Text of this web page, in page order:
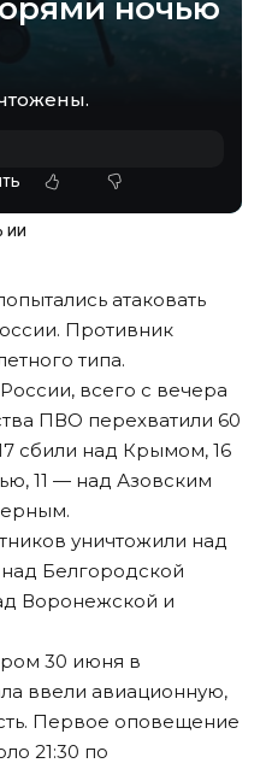
ночью
ИИ
атаковать
Противник
типа.
всего с вечера
ПВО перехватили 60
сбили над Крымом, 16
11 — над Азовским
уничтожили над
Белгородской
Воронежской и
30 июня в
ввели авиационную,
Первое оповещение
21:30 по